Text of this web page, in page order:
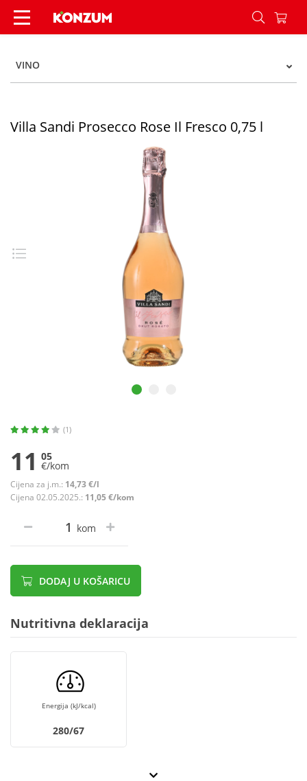
Villa Sandi Prosecco Rose Il Fresco 0,75 l -
VINO
Villa Sandi Prosecco Rose Il Fresco 0,75 l
(1)
11 05
€/kom
Cijena za j.m.: 14,73 €/l
Cijena 02.05.2025.: 11,05 €/kom
kom
DODAJ U KOŠARICU
Nutritivna deklaracija
Energija (kJ/kcal)
280/67